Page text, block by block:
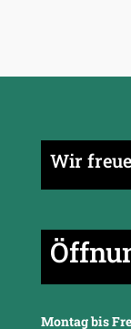
Wir
Montag bis